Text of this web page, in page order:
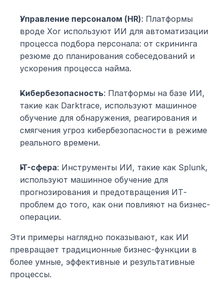
Управление персоналом (HR): Платформы
вроде Xor используют ИИ для автоматизации
процесса подбора персонала: от скрининга
резюме до планирования собеседований и
ускорения процесса найма.
Кибербезопасность: Платформы на базе ИИ,
такие как Darktrace, используют машинное
обучение для обнаружения, реагирования и
смягчения угроз кибербезопасности в режиме
реального времени.
IT-сфера: Инструменты ИИ, такие как Splunk,
используют машинное обучение для
прогнозирования и предотвращения ИТ-
проблем до того, как они повлияют на бизнес-
операции.
Эти примеры наглядно показывают, как ИИ
превращает традиционные бизнес-функции в
более умные, эффективные и результативные
процессы.